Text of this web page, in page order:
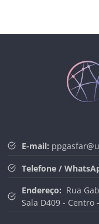
E-mail:
Telefone /
Endereço: Rua
Sala D409 - Centro